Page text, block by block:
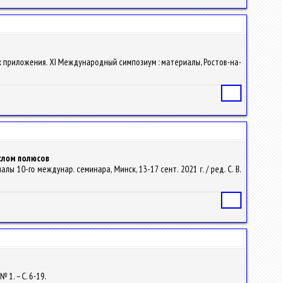
XI Международный симпозиум : материалы, Ростов-на-
полюсов
10-го междунар. семинара, Минск, 13-17 сент. 2021 г. / ред. С. В.
1. – С. 6-19.